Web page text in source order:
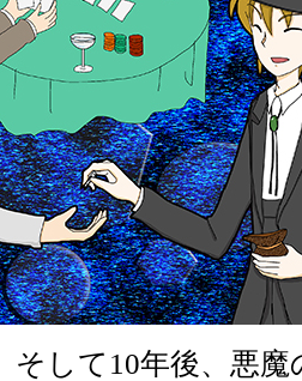
そして10年後、悪魔